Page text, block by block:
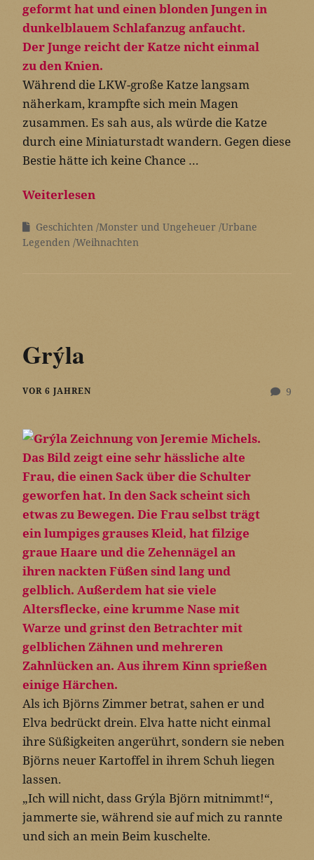
Während die LKW-große Katze langsam
näherkam, krampfte sich mein Magen
zusammen. Es sah aus, als würde die Katze
durch eine Miniaturstadt wandern. Gegen diese
Bestie hätte ich keine Chance …
Weiterlesen
Geschichten Monster und Ungeheuer Urbane
Legenden Weihnachten
Grýla
9
VOR 6 JAHREN
Als ich Björns Zimmer betrat, sahen er und
Elva bedrückt drein. Elva hatte nicht einmal
ihre Süßigkeiten angerührt, sondern sie neben
Björns neuer Kartoffel in ihrem Schuh liegen
lassen.
„Ich will nicht, dass Grýla Björn mitnimmt!“,
jammerte sie, während sie auf mich zu rannte
und sich an mein Beim kuschelte.